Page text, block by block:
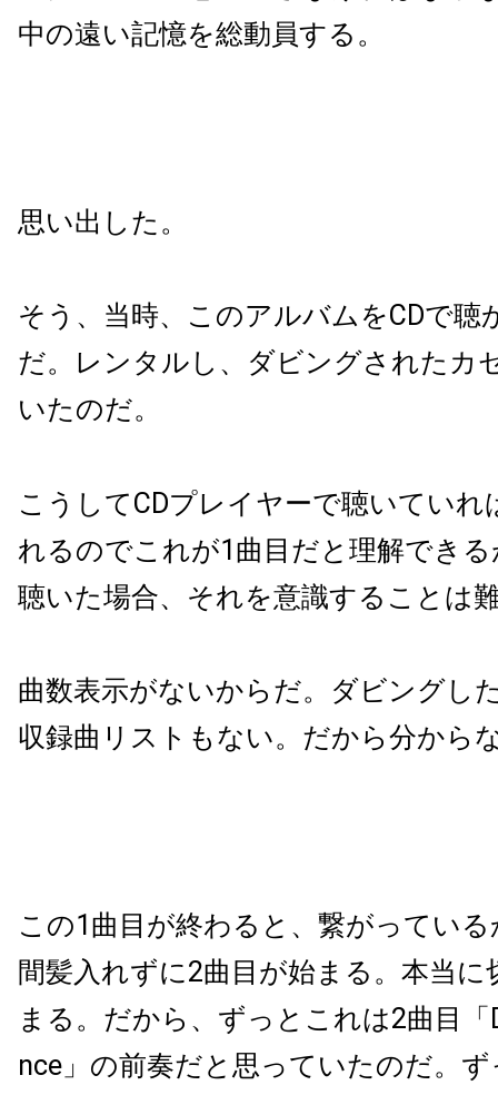
中の遠い記憶を総動員する。
思い出した。
そう、当時、このアルバムをCDで聴
だ。レンタルし、ダビングされたカ
いたのだ。
こうしてCDプレイヤーで聴いていれ
れるのでこれが1曲目だと理解でき
聴いた場合、それを意識することは
曲数表示がないからだ。ダビングし
収録曲リストもない。だから分から
この1曲目が終わると、繋がってい
間髪入れずに2曲目が始まる。本当に
まる。だから、ずっとこれは2曲目「
nce」の前奏だと思っていたのだ。